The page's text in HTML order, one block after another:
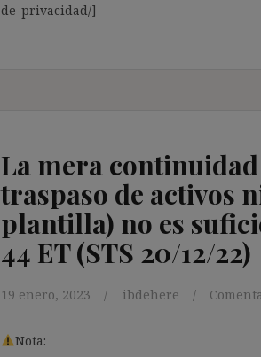
de-privacidad/]
La mera
traspaso de activos
plantilla) no es
44 ET (STS 20/12/22)
19 enero, 2023 ibdehere
Nota: